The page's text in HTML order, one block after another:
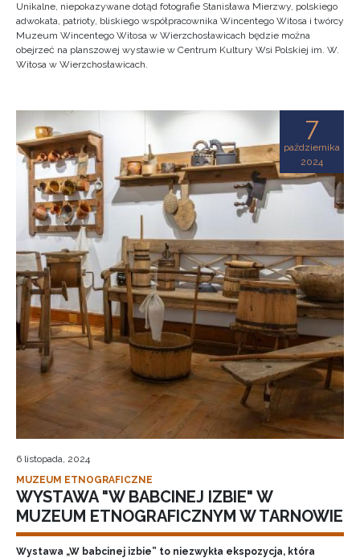
Unikalne, niepokazywane dotąd fotografie Stanisława Mierzwy, polskiego
adwokata, patrioty, bliskiego współpracownika Wincentego Witosa i twórcy
Muzeum Wincentego Witosa w Wierzchosławicach będzie można
obejrzeć na planszowej wystawie w Centrum Kultury Wsi Polskiej im. W.
Witosa w Wierzchosławicach.
7
października
2024
6 listopada, 2024
MUZEUM ETNOGRAFICZNE
WYSTAWA "W BABCINEJ IZBIE" W
MUZEUM ETNOGRAFICZNYM W TARNOWIE
Wystawa „W babcinej izbie” to niezwykła ekspozycja, która